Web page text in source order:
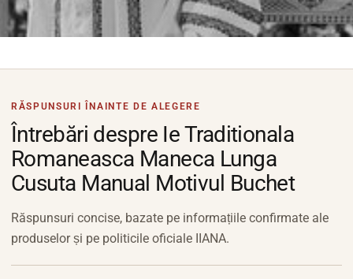
RĂSPUNSURI ÎNAINTE DE ALEGERE
Întrebări despre Ie Traditionala
Romaneasca Maneca Lunga
Cusuta Manual Motivul Buchet
Răspunsuri concise, bazate pe informațiile confirmate ale
produselor și pe politicile oficiale IIANA.